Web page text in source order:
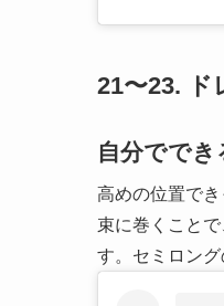
21〜23. ド
自分でで
高めの位置で
束に巻くこと
す。セミロン